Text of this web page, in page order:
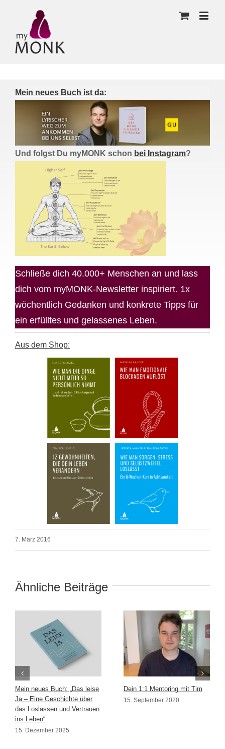
Mein neues Buch ist da:
Und folgst Du myMONK schon bei Instagram?
Schließe dich 40.000+ Menschen an und lass
dich vom myMONK-Newsletter inspiriert. 1x
wöchentlich Gedanken und konkrete Tipps für
ein erfülltes und gelassenes Leben.
Aus dem Shop:
7. März 2016
Ähnliche Beiträge
Mein neues Buch: „Das leise
Ja – Eine Geschichte über
das Loslassen und Vertrauen
ins Leben“
15. Dezember 2025
Dein 1:1 Mentoring mit Tim
15. September 2020